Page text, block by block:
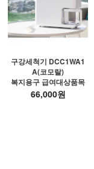
구강세척기 DCC1WA1
A(코모랄)
복지용구 급여대상품목
66,000원